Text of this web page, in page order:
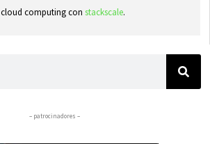
cloud computing con stackscale.
– patrocinadores –